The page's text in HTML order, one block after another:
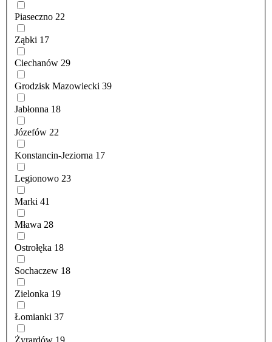
Piaseczno 22
Ząbki 17
Ciechanów 29
Grodzisk Mazowiecki 39
Jabłonna 18
Józefów 22
Konstancin-Jeziorna 17
Legionowo 23
Marki 41
Mława 28
Ostrołęka 18
Sochaczew 18
Zielonka 19
Łomianki 37